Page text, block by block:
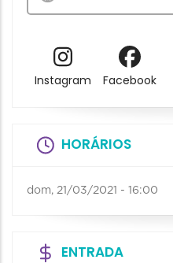
Instagram Facebook
HORÁRIOS
dom, 21/03/2021 - 16:00
ENTRADA